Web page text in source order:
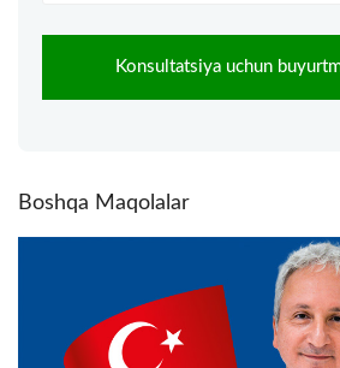
Boshqa Maqolalar